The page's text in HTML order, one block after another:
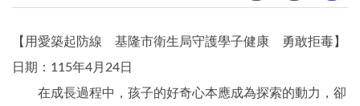
【用愛築起防線 基隆市衛生局守護學子健康 勇敢拒毒】
日期：115年4月24日
在成長過程中，孩子的好奇心本應成為探索的動力，卻